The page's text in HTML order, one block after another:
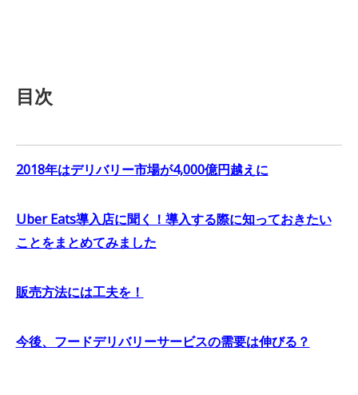
目次
2018年はデリバリー市場が4,000億円越えに
Uber Eats導入店に聞く！導入する際に知っておきたい
ことをまとめてみました
販売方法には工夫を！
今後、フードデリバリーサービスの需要は伸びる？